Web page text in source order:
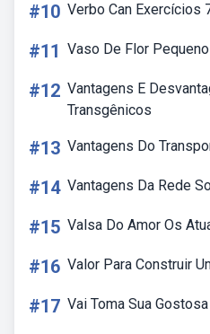
#10 Verbo Can Exercícios
#11 Vaso De Flor
#12 Vantagens E
Transgênicos
#13 Vantagens Do
#14 Vantagens Da Rede
#15 Valsa Do Amor Os
#16 Valor Para Construir
#17 Vai Toma Sua Gostosa